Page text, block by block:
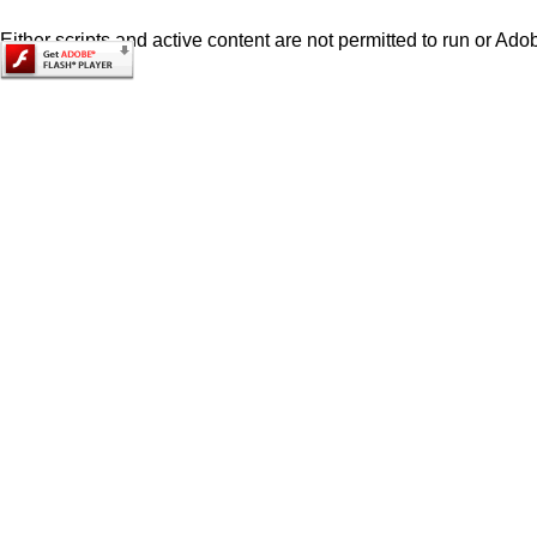
Either scripts and active content are not permitted to run or